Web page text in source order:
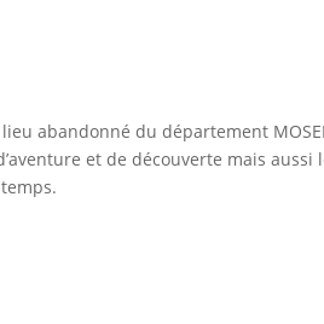
lieu abandonné du département
et de découverte mais aussi